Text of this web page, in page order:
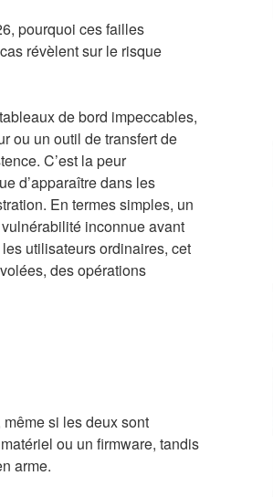
pourquoi ces failles
révèlent sur le risque
de bord impeccables,
ou un outil de transfert de
C’est la peur
d’apparaître dans les
En termes simples, un
inconnue avant
utilisateurs ordinaires, cet
des opérations
même si les deux sont
ou un firmware, tandis
arme.